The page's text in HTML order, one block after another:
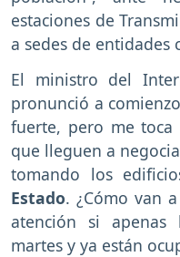
estaciones de
a sedes de entidades
El ministro del
pronunció a
fuerte, pero me
que lleguen a
tomando los
Estado. ¿Cómo van
atención si
martes y ya están